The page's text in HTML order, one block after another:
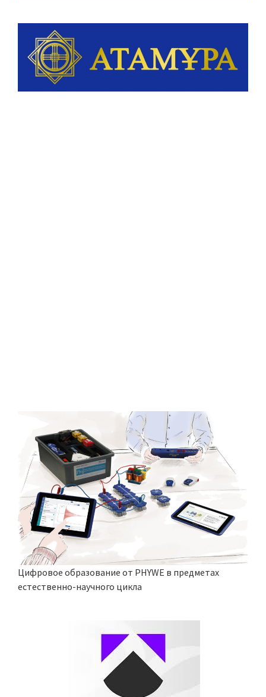
Цифровое образование от PHYWE в предметах
естественно-научного цикла